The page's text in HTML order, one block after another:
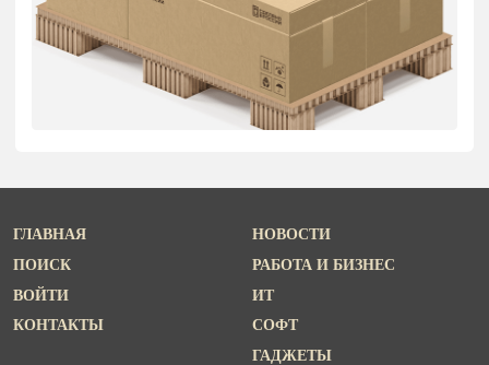
ГЛАВНАЯ
ПОИСК
ВОЙТИ
КОНТАКТЫ
НОВОСТИ
РАБОТА И БИЗНЕС
ИТ
СОФТ
ГАДЖЕТЫ